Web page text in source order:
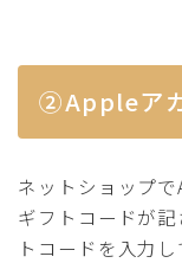
②Appleア
ネットショップ
ギフトコードが
トコードを入力